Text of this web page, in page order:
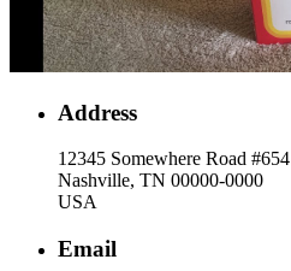
Address
12345 Somewhere Road #654
Nashville, TN 00000-0000
USA
Email